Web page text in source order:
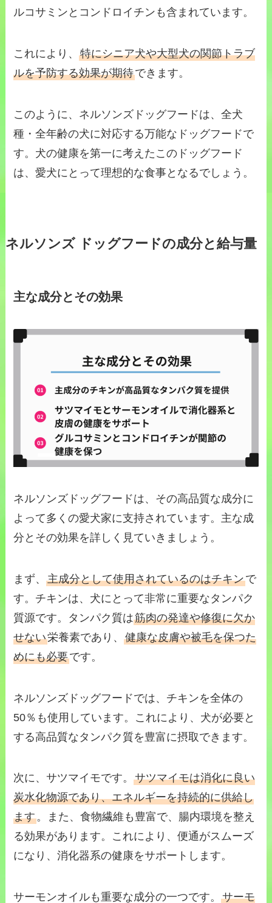
ルコサミンとコンドロイチンも含まれています。
これにより、特にシニア犬や大型犬の関節トラブ
ルを予防する効果が期待できます。
このように、ネルソンズドッグフードは、全犬
種・全年齢の犬に対応する万能なドッグフードで
す。犬の健康を第一に考えたこのドッグフード
は、愛犬にとって理想的な食事となるでしょう。
ネルソンズ ドッグフードの成分と給与量
主な成分とその効果
ネルソンズドッグフードは、その高品質な成分に
よって多くの愛犬家に支持されています。主な成
分とその効果を詳しく見ていきましょう。
まず、主成分として使用されているのはチキンで
す。チキンは、犬にとって非常に重要なタンパク
質源です。タンパク質は筋肉の発達や修復に欠か
せない栄養素であり、健康な皮膚や被毛を保つた
めにも必要です。
ネルソンズドッグフードでは、チキンを全体の
50％も使用しています。これにより、犬が必要と
する高品質なタンパク質を豊富に摂取できます。
次に、サツマイモです。サツマイモは消化に良い
炭水化物源であり、エネルギーを持続的に供給し
ます。また、食物繊維も豊富で、腸内環境を整え
る効果があります。これにより、便通がスムーズ
になり、消化器系の健康をサポートします。
サーモンオイルも重要な成分の一つです。サーモ